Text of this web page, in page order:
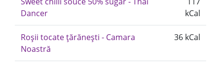
Dancer
kCal
Roșii tocate țărănești - Camara
Noastră
36 kCal